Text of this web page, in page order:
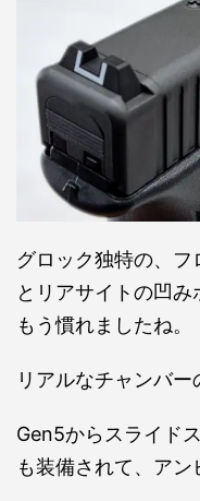
グロック独特の、フ
とリアサイトの凹み
もう慣れましたね。
リアルなチャンバー
Gen5からスライド
も装備されて、アン